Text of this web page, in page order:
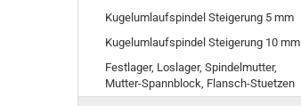
Kugelumlaufspindel Steigerung 5 mm
Kugelumlaufspindel Steigerung 10 mm
Festlager, Loslager, Spindelmutter,
Mutter-Spannblock, Flansch-Stuetzen